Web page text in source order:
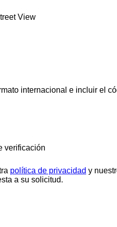
View
internacional e incluir el
verificación
política de privacidad y
a su solicitud.